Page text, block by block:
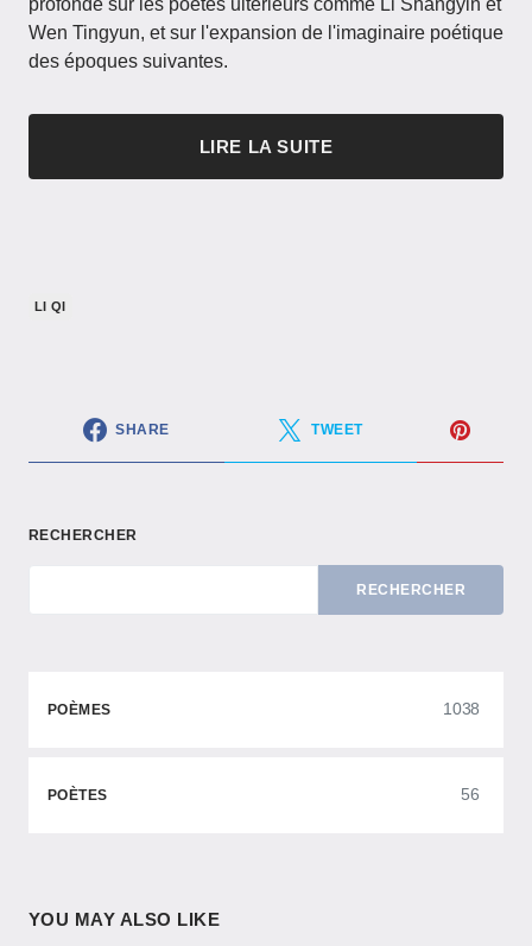
Wen Tingyun, et sur l'expansion de l'imaginaire poétique
des époques suivantes.
LIRE LA SUITE
LI QI
SHARE TWEET
RECHERCHER
RECHERCHER
POÈMES 1038
POÈTES 56
YOU MAY ALSO LIKE